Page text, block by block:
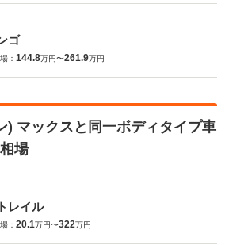
ゴ
： 144.8万円〜261.9万円
) マックスと同一ボディタイプ車
場
レイル
： 20.1万円〜322万円